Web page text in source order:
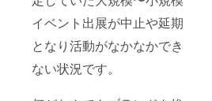
イベント出展が中止や延期
となり活動がなかなかでき
ない状況です。